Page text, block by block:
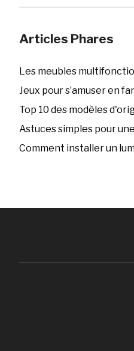
Articles Phares
Les meubles
Jeux pour s’amuser en
Top 10 des modèles
Astuces simples pour
Comment installer un